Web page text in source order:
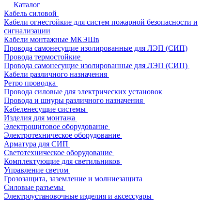
Каталог
Кабель силовой
Кабели огнестойкие для систем пожарной безопасности и
сигнализации
Кабели монтажные МКЭШв
Провода самонесущие изолированные для ЛЭП (СИП)
Провода термостойкие
Провода самонесущие изолированные для ЛЭП (СИП)
Кабели различного назначения
Ретро проводка
Провода силовые для электрических установок
Провода и шнуры различного назначения
Кабеленесущие системы
Изделия для монтажа
Электрощитовое оборудование
Электротехническое оборудование
Арматура для СИП
Светотехническое оборудование
Комплектующие для светильников
Управление светом
Грозозащита, заземление и молниезащита
Силовые разъемы
Электроустановочные изделия и аксессуары